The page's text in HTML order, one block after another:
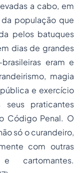
a cabo, em
população que
pelos batuques
dias de grandes
eram e
magia
e exercício
praticantes
Código Penal. O
só o curandeiro,
com outras
cartomantes.